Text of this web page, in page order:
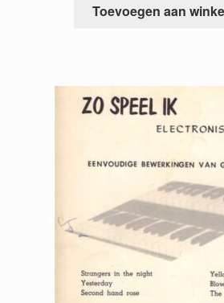
Toevoegen aan